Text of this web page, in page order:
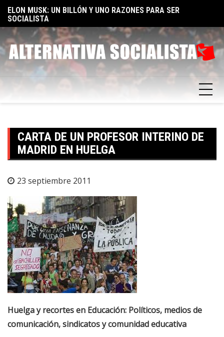
Skip
content
ELON MUSK: UN BILLÓN Y UNO RAZONES PARA SER
SOCIALISTA
CARTA DE UN PROFESOR INTERINO DE
MADRID EN HUELGA
23 septiembre 2011
Huelga y recortes en Educación: Políticos, medios de
comunicación, sindicatos y comunidad educativa